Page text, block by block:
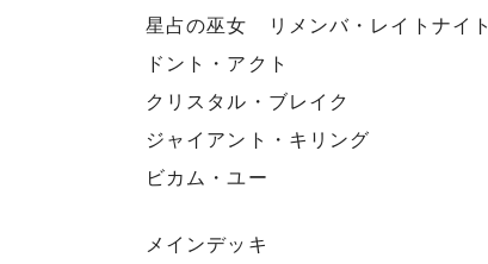
星占の巫女 リメンバ・レイトナイト
ドント・アクト
クリスタル・ブレイク
ジャイアント・キリング
ビカム・ユー
メインデッキ